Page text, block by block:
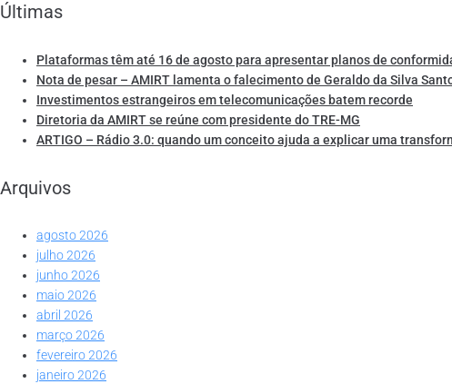
Últimas
Plataformas têm até 16 de agosto para apresentar planos de
Nota de pesar – AMIRT lamenta o falecimento de Geraldo da Silva
Investimentos estrangeiros em telecomunicações batem recorde
Diretoria da AMIRT se reúne com presidente do TRE-MG
ARTIGO – Rádio 3.0: quando um conceito ajuda a explicar uma
Arquivos
agosto 2026
julho 2026
junho 2026
maio 2026
abril 2026
março 2026
fevereiro 2026
janeiro 2026